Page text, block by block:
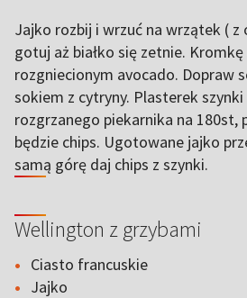
Jajko rozbij i wrzuć na wrzątek (
gotuj aż białko się zetnie.
rozgniecionym avocado. Dopraw
sokiem z cytryny. Plasterek
rozgrzanego piekarnika na 180st,
będzie chips. Ugotowane jajko
samą górę daj chips z szynki.
Wellington z grzybami
Ciasto francuskie
Jajko